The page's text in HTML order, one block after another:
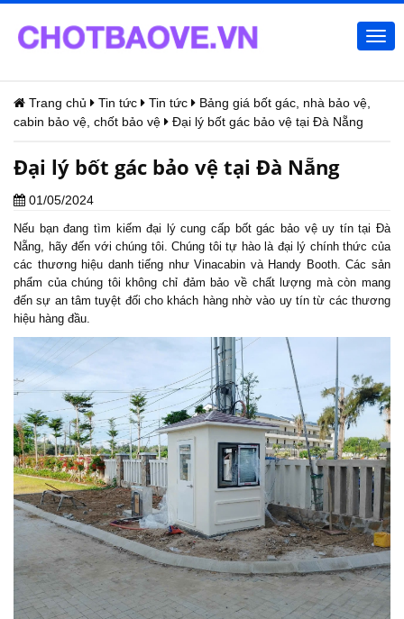
Trang chủ Tin tức Tin tức
Bảng giá bốt gác, nhà bảo vệ,
cabin bảo vệ, chốt bảo vệ
Đại lý bốt gác bảo vệ tại Đà Nẵng
Đại lý bốt gác bảo vệ tại Đà Nẵng
01/05/2024
Nếu bạn đang tìm kiếm đại lý cung cấp bốt gác bảo vệ uy tín tại Đà
Nẵng, hãy đến với chúng tôi. Chúng tôi tự hào là đại lý chính thức của
các thương hiệu danh tiếng như Vinacabin và Handy Booth. Các sản
phẩm của chúng tôi không chỉ đảm bảo về chất lượng mà còn mang
đến sự an tâm tuyệt đối cho khách hàng nhờ vào uy tín từ các thương
hiệu hàng đầu.